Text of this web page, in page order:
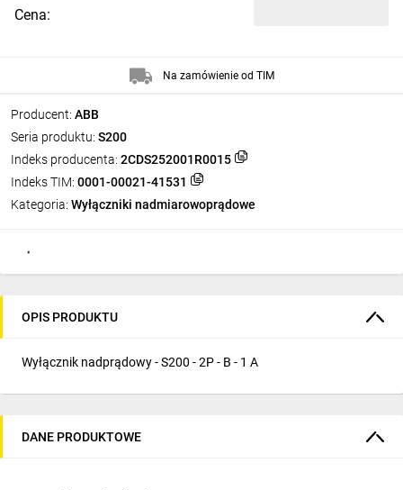
Producent: ABB
Seria produktu: S200
Indeks producenta: 2CDS252001R0015
Indeks TIM: 0001-00021-41531
Kategoria: Wyłączniki nadmiarowoprądowe
Cena:
Na zamówienie od TIM
OPIS PRODUKTU
Wyłącznik nadprądowy - S200 - 2P - B - 1 A
DANE PRODUKTOWE